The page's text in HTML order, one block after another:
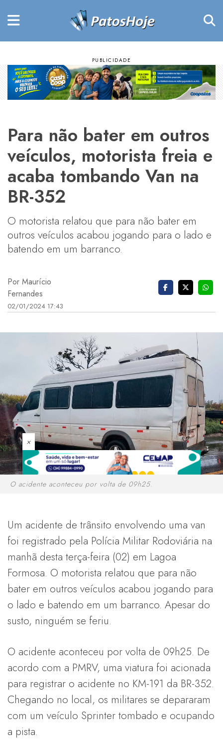
Para não bater em outros
veículos, motorista freia e
acaba tombando Van na
BR-352
O motorista relatou que para não bater em
outros veículos acabou jogando para o lado e
batendo em um barranco.
Por Maurício
Fernandes
02/01/2024 17:43
×
O acidente aconteceu por volta de 09h25.
Um acidente de trânsito envolvendo uma van
foi registrado pela Polícia Militar Rodoviária na
manhã desta terça-feira (02) em Lagoa
Formosa. O motorista relatou que para não
bater em outros veículos acabou jogando para
o lado e batendo em um barranco. Apesar do
susto, ninguém se feriu.
O acidente aconteceu por volta de 09h25. De
acordo com a PMRV, uma viatura foi acionada
para registrar o acidente no KM-191 da BR-352.
Chegando no local, os militares se depararam
com um veículo Sprinter tombado e ocupando
a pista.